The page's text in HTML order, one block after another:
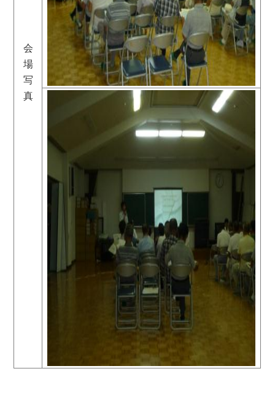
会
場
写
真